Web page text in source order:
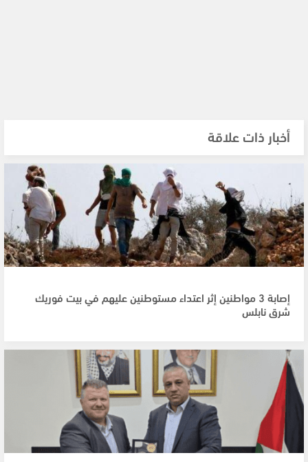
أخبار ذات علاقة
إصابة 3 مواطنين إثر اعتداء مستوطنين عليهم في بيت فوريك
شرق نابلس